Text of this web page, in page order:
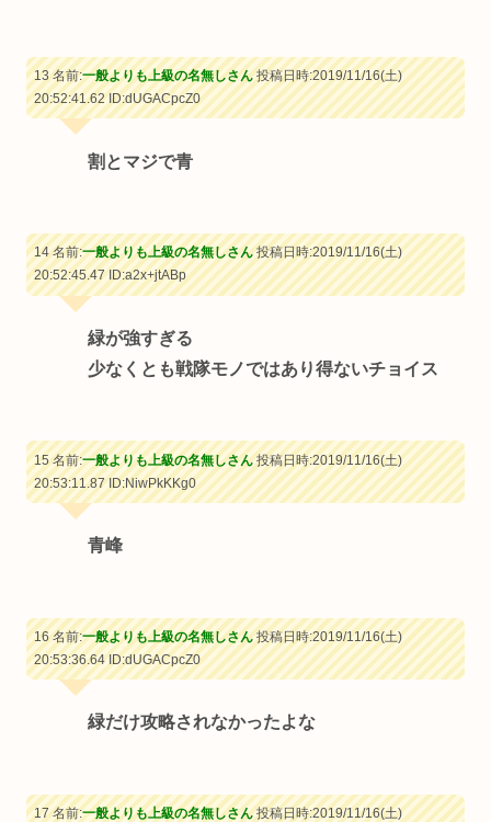
13 名前:一般よりも上級の名無しさん投稿日時:2019/11/16(土)
20:52:41.62ID:dUGACpcZ0
割とマジで青
14 名前:一般よりも上級の名無しさん投稿日時:2019/11/16(土)
20:52:45.47ID:a2x+jtABp
緑が強すぎる
少なくとも戦隊モノではあり得ないチョイス
15 名前:一般よりも上級の名無しさん投稿日時:2019/11/16(土)
20:53:11.87ID:NiwPkKKg0
青峰
16 名前:一般よりも上級の名無しさん投稿日時:2019/11/16(土)
20:53:36.64ID:dUGACpcZ0
緑だけ攻略されなかったよな
17 名前:一般よりも上級の名無しさん投稿日時:2019/11/16(土)